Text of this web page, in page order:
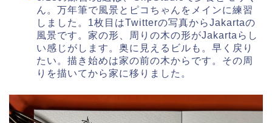
ん。万年筆で風景とピコちゃんをメインに練習
しました。1枚目はTwitterの写真からJakartaの
風景です。家の形、周りの木の形がJakartaらし
い感じがします。奥に見えるビルも。早く戻り
たい。描き始めは家の前の木からです。その周
りを描いてから家に移りました。